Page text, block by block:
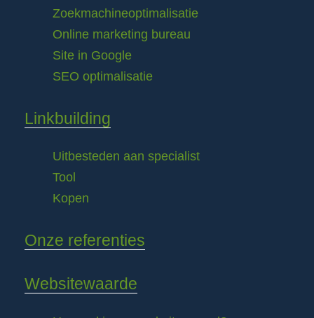
Zoekmachineoptimalisatie
Online marketing bureau
Site in Google
SEO optimalisatie
Linkbuilding
Uitbesteden aan specialist
Tool
Kopen
Onze referenties
Websitewaarde